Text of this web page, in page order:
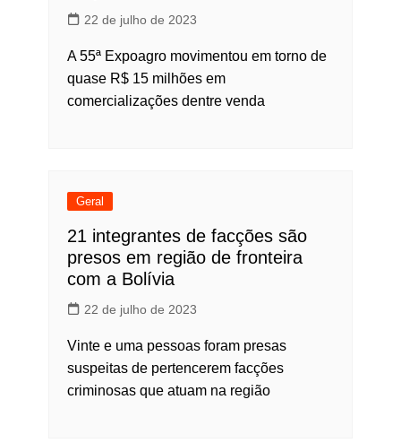
22 de julho de 2023
A 55ª Expoagro movimentou em torno de
quase R$ 15 milhões em
comercializações dentre venda
Geral
21 integrantes de facções são
presos em região de fronteira
com a Bolívia
22 de julho de 2023
Vinte e uma pessoas foram presas
suspeitas de pertencerem facções
criminosas que atuam na região